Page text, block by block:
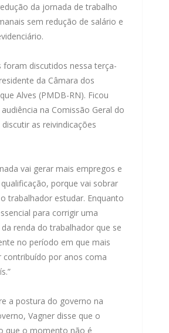
da jornada de trabalho
sem redução de salário e
discutidos nessa terça-
da Câmara dos
Alves (PMDB-RN). Ficou
na Comissão Geral do
as reivindicações
vai gerar mais empregos e
porque vai sobrar
trabalhador estudar. Enquanto
para corrigir uma
renda do trabalhador que se
no período em que mais
contribuído por anos coma
a postura do governo na
Vagner disse que o
que o momento não é